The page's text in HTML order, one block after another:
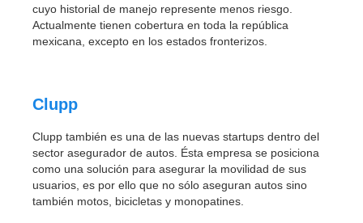
cuyo historial de manejo represente menos riesgo.
Actualmente tienen cobertura en toda la república
mexicana, excepto en los estados fronterizos.
Clupp
Clupp también es una de las nuevas startups dentro del
sector asegurador de autos. Ésta empresa se posiciona
como una solución para asegurar la movilidad de sus
usuarios, es por ello que no sólo aseguran autos sino
también motos, bicicletas y monopatines.